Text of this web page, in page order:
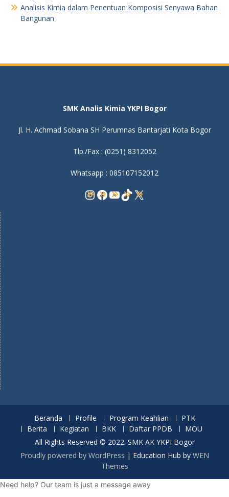
Analisis Kimia dalam Penentuan Komposisi Senyawa Bahan
Bangunan
SMK Analis Kimia YKPI Bogor
Jl. H. Achmad Sobana SH Perumnas Bantarjati Kota Bogor
Tlp./Fax : (0251) 8312052
Whatsapp : 085107152012
Instagram
Facebook
YouTube
TikTok
X
Beranda Profile Program Keahlian
PTK
Berita
Kegiatan BKK Daftar PPDB
MOU
All Rights Reserved © 2022. SMK AK YKPI Bogor
Proudly powered by WordPress | Education Hub by WEN
Themes
Need help? Our team is just a message away